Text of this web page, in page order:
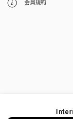
会員規約